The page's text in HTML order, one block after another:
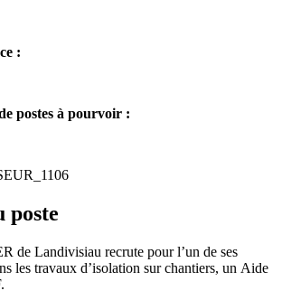
:
postes à pourvoir :
poste
de Landivisiau recrute pour l’un de ses
les travaux d’isolation sur chantiers, un Aide